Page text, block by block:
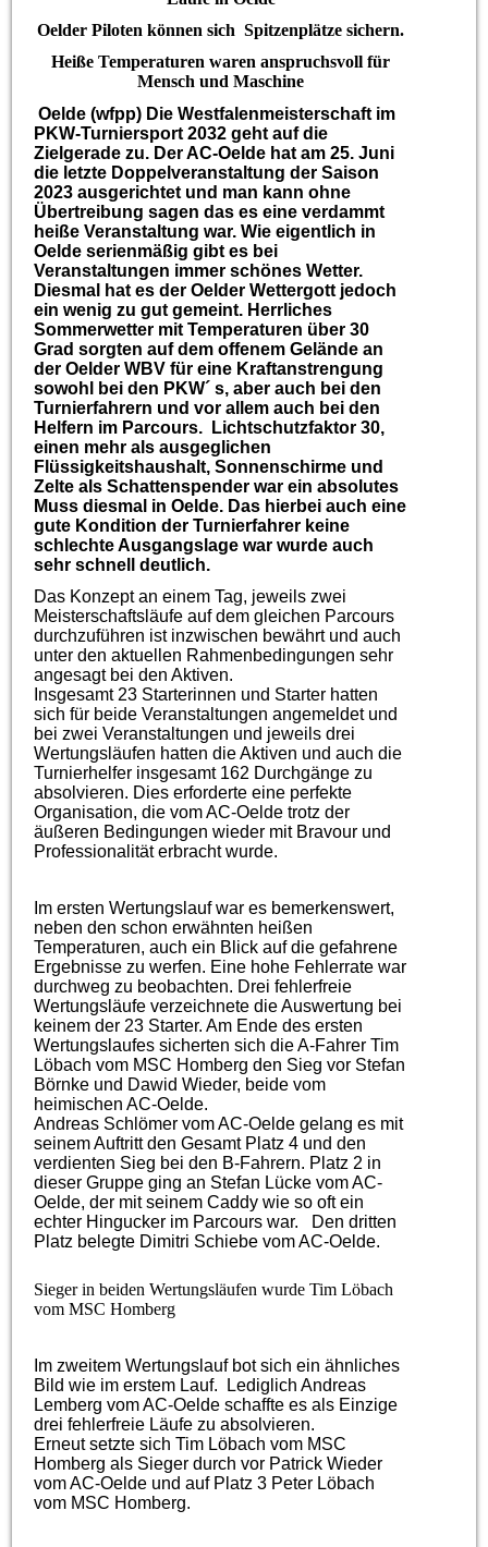
Oelder Piloten können sich Spitzenplätze sichern.
Heiße Temperaturen waren anspruchsvoll für
Mensch und Maschine
Oelde (wfpp) Die Westfalenmeisterschaft im
PKW-Turniersport 2032 geht auf die
Zielgerade zu. Der AC-Oelde hat am 25. Juni
die letzte Doppelveranstaltung der Saison
2023 ausgerichtet und man kann ohne
Übertreibung sagen das es eine verdammt
heiße Veranstaltung war. Wie eigentlich in
Oelde serienmäßig gibt es bei
Veranstaltungen immer schönes Wetter.
Diesmal hat es der Oelder Wettergott jedoch
ein wenig zu gut gemeint. Herrliches
Sommerwetter mit Temperaturen über 30
Grad sorgten auf dem offenem Gelände an
der Oelder WBV für eine Kraftanstrengung
sowohl bei den PKW´ s, aber auch bei den
Turnierfahrern und vor allem auch bei den
Helfern im Parcours. Lichtschutzfaktor 30,
einen mehr als ausgeglichen
Flüssigkeitshaushalt, Sonnenschirme und
Zelte als Schattenspender war ein absolutes
Muss diesmal in Oelde. Das hierbei auch eine
gute Kondition der Turnierfahrer keine
schlechte Ausgangslage war wurde auch
sehr schnell deutlich.
Das Konzept an einem Tag, jeweils zwei
Meisterschaftsläufe auf dem gleichen Parcours
durchzuführen ist inzwischen bewährt und auch
unter den aktuellen Rahmenbedingungen sehr
angesagt bei den Aktiven.
Insgesamt 23 Starterinnen und Starter hatten
sich für beide Veranstaltungen angemeldet und
bei zwei Veranstaltungen und jeweils drei
Wertungsläufen hatten die Aktiven und auch die
Turnierhelfer insgesamt 162 Durchgänge zu
absolvieren. Dies erforderte eine perfekte
Organisation, die vom AC-Oelde trotz der
äußeren Bedingungen wieder mit Bravour und
Professionalität erbracht wurde.
Im ersten Wertungslauf war es bemerkenswert,
neben den schon erwähnten heißen
Temperaturen, auch ein Blick auf die gefahrene
Ergebnisse zu werfen. Eine hohe Fehlerrate war
durchweg zu beobachten. Drei fehlerfreie
Wertungsläufe verzeichnete die Auswertung bei
keinem der 23 Starter. Am Ende des ersten
Wertungslaufes sicherten sich die A-Fahrer Tim
Löbach vom MSC Homberg den Sieg vor Stefan
Börnke und Dawid Wieder, beide vom
heimischen AC-Oelde.
Andreas Schlömer vom AC-Oelde gelang es mit
seinem Auftritt den Gesamt Platz 4 und den
verdienten Sieg bei den B-Fahrern. Platz 2 in
dieser Gruppe ging an Stefan Lücke vom AC-
Oelde, der mit seinem Caddy wie so oft ein
echter Hingucker im Parcours war. Den dritten
Platz belegte Dimitri Schiebe vom AC-Oelde.
Sieger in beiden Wertungsläufen wurde Tim Löbach
vom MSC Homberg
Im zweitem Wertungslauf bot sich ein ähnliches
Bild wie im erstem Lauf. Lediglich Andreas
Lemberg vom AC-Oelde schaffte es als Einzige
drei fehlerfreie Läufe zu absolvieren.
Erneut setzte sich Tim Löbach vom MSC
Homberg als Sieger durch vor Patrick Wieder
vom AC-Oelde und auf Platz 3 Peter Löbach
vom MSC Homberg.